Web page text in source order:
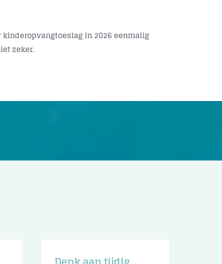
in 2026 eenmalig
zeker.